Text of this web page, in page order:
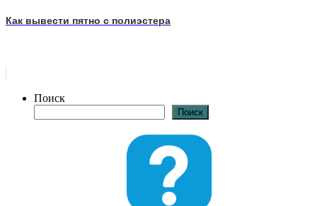
Как вывести пятно с полиэстера
Поиск
Поиск